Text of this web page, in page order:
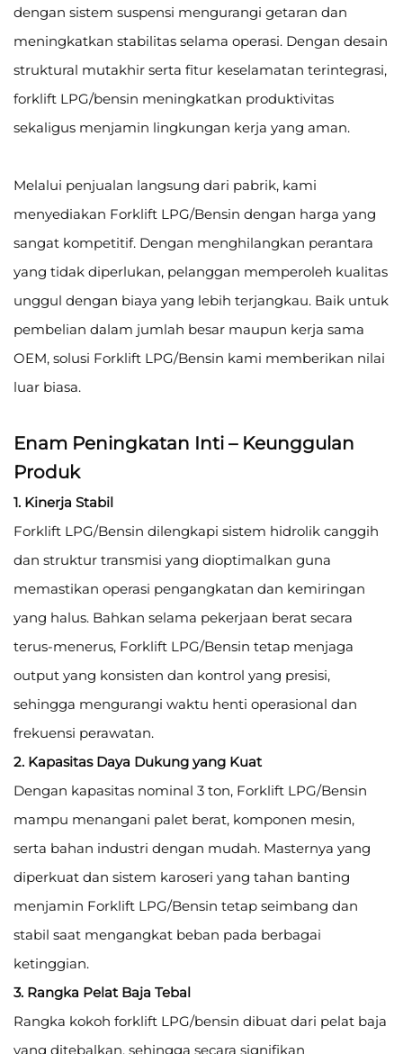
dengan sistem suspensi mengurangi getaran dan
meningkatkan stabilitas selama operasi. Dengan desain
struktural mutakhir serta fitur keselamatan terintegrasi,
forklift LPG/bensin meningkatkan produktivitas
sekaligus menjamin lingkungan kerja yang aman.
Melalui penjualan langsung dari pabrik, kami
menyediakan Forklift LPG/Bensin dengan harga yang
sangat kompetitif. Dengan menghilangkan perantara
yang tidak diperlukan, pelanggan memperoleh kualitas
unggul dengan biaya yang lebih terjangkau. Baik untuk
pembelian dalam jumlah besar maupun kerja sama
OEM, solusi Forklift LPG/Bensin kami memberikan nilai
luar biasa.
Enam Peningkatan Inti – Keunggulan
Produk
1. Kinerja Stabil
Forklift LPG/Bensin dilengkapi sistem hidrolik canggih
dan struktur transmisi yang dioptimalkan guna
memastikan operasi pengangkatan dan kemiringan
yang halus. Bahkan selama pekerjaan berat secara
terus-menerus, Forklift LPG/Bensin tetap menjaga
output yang konsisten dan kontrol yang presisi,
sehingga mengurangi waktu henti operasional dan
frekuensi perawatan.
2. Kapasitas Daya Dukung yang Kuat
Dengan kapasitas nominal 3 ton, Forklift LPG/Bensin
mampu menangani palet berat, komponen mesin,
serta bahan industri dengan mudah. Masternya yang
diperkuat dan sistem karoseri yang tahan banting
menjamin Forklift LPG/Bensin tetap seimbang dan
stabil saat mengangkat beban pada berbagai
ketinggian.
3. Rangka Pelat Baja Tebal
Rangka kokoh forklift LPG/bensin dibuat dari pelat baja
yang ditebalkan, sehingga secara signifikan